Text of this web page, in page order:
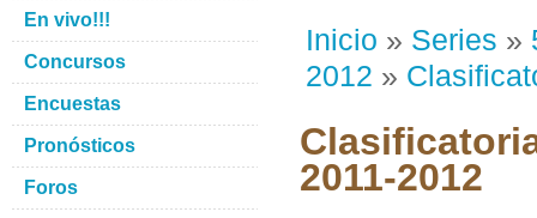
Inicio » Series »
2012 »
2011-2012
En vivo!!!
Concursos
Encuestas
Pronósticos
Foros